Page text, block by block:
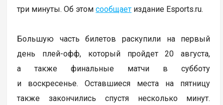
три минуты. Об этомсообщает издание Esports.ru.
Большую часть билетов раскупили на первый
день плей-офф, который пройдет 20 августа,
а также финальные матчи в субботу
и воскресенье. Оставшиеся места на пятницу
также закончились спустя несколько минут.